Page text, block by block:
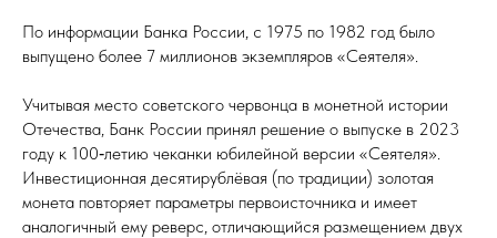
По информации Банка России, с 1975 по 1982 год было
выпущено более 7 миллионов экземпляров «Сеятеля».
Учитывая место советского червонца в монетной истории
Отечества, Банк России принял решение о выпуске в 2023
году к 100‑летию чеканки юбилейной версии «Сеятеля».
Инвестиционная десятирублёвая (по традиции) золотая
монета повторяет параметры первоисточника и имеет
аналогичный ему реверс, отличающийся размещением двух